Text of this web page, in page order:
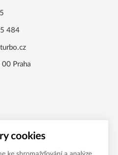
484
Praha
cookies